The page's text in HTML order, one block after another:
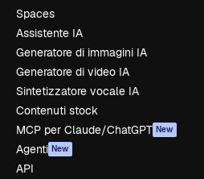
Spaces
Assistente IA
Generatore di immagini IA
Generatore di video IA
Sintetizzatore vocale IA
Contenuti stock
MCP per Claude/ChatGPT New
Agenti New
API